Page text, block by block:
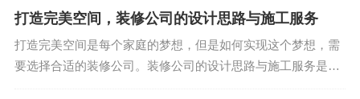
了解他们的价格计算方式。是不是仅仅是成本加利
你避免一些潜在的风险，确保你的装修项目预算控
打造完美空间，装修公司的设计思路与施工服务
打造完美空间是每个家庭的梦想，但是如何实现这个梦想，需
要选择合适的装修公司。装修公司的设计思路与施工服务是决